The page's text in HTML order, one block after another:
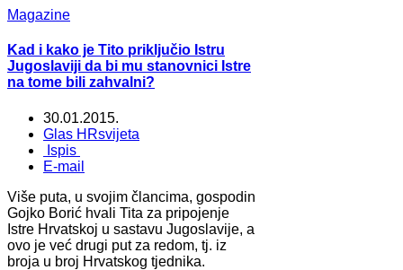
Magazine
Kad i kako je Tito priključio Istru
Jugoslaviji da bi mu stanovnici Istre
na tome bili zahvalni?
30.01.2015.
Glas HRsvijeta
Ispis
E-mail
Više puta, u svojim člancima, gospodin
Gojko Borić hvali Tita za pripojenje
Istre Hrvatskoj u sastavu Jugoslavije, a
ovo je već drugi put za redom, tj. iz
broja u broj Hrvatskog tjednika.